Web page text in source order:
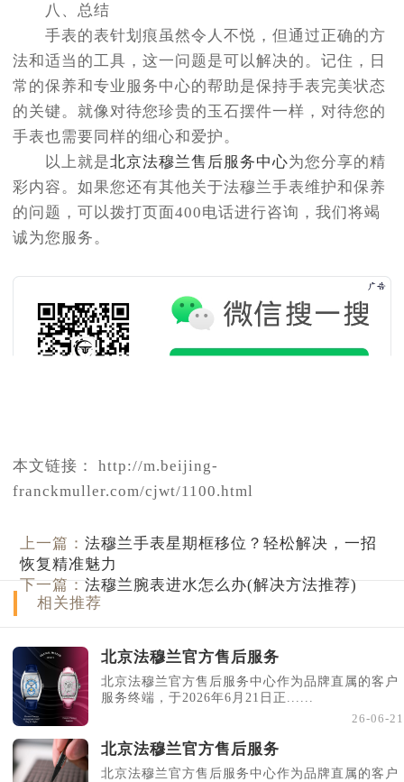
八、总结
手表的表针划痕虽然令人不悦，但通过正确的方
法和适当的工具，这一问题是可以解决的。记住，日
常的保养和专业服务中心的帮助是保持手表完美状态
的关键。就像对待您珍贵的玉石摆件一样，对待您的
手表也需要同样的细心和爱护。
以上就是北京法穆兰售后服务中心为您分享的精
彩内容。如果您还有其他关于法穆兰手表维护和保养
的问题，可以拨打页面400电话进行咨询，我们将竭
诚为您服务。
本文链接： http://m.beijing-
franckmuller.com/cjwt/1100.html
上一篇：法穆兰手表星期框移位？轻松解决，一招
恢复精准魅力
下一篇：法穆兰腕表进水怎么办(解决方法推荐)
相关推荐
北京法穆兰官方售后服务
北京法穆兰官方售后服务中心作为品牌直属的客户
服务终端，于2026年6月21日正......
26-06-21
北京法穆兰官方售后服务
北京法穆兰官方售后服务中心作为品牌直属的客户